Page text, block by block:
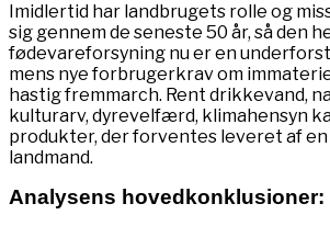
Imidlertid har landbrugets rolle og
sig gennem de seneste 50 år, så den
fødevareforsyning nu er en
mens nye forbrugerkrav om
hastig fremmarch. Rent drikkevand,
kulturarv, dyrevelfærd, klimahensyn
produkter, der forventes leveret af
landmand.
Analysens hovedkonklusioner: